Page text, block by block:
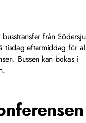
från
tisdag eftermiddag för
Bussen kan bokas i